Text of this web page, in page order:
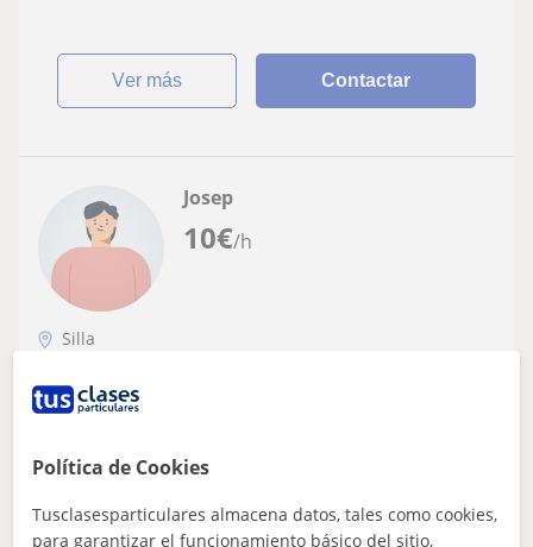
ver más Contactar
10€/h
Josep
Silla
vocación ofrece clases o cuidado de niños
los estudios de magisterio me han ayudado a mejorar
las formas de trabajo con los niñ@...
Política de Cookies
Tusclasesparticulares almacena datos, tales como cookies,
para garantizar el funcionamiento básico del sitio,